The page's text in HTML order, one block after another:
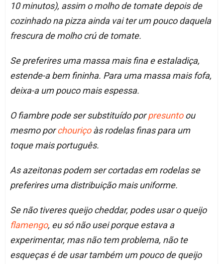
10 minutos), assim o molho de tomate depois de
cozinhado na pizza ainda vai ter um pouco daquela
frescura de molho crú de tomate.
Se preferires uma massa mais fina e estaladiça,
estende-a bem fininha. Para uma massa mais fofa,
deixa-a um pouco mais espessa.
O fiambre pode ser substituído porpresuntoou
mesmo porchouriçoàs rodelas finas para um
toque mais português.
As azeitonas podem ser cortadas em rodelas se
preferires uma distribuição mais uniforme.
Se não tiveres queijo cheddar, podes usar o queijo
flamengo, eu só não usei porque estava a
experimentar, mas não tem problema, não te
esqueças é de usar também um pouco de queijo